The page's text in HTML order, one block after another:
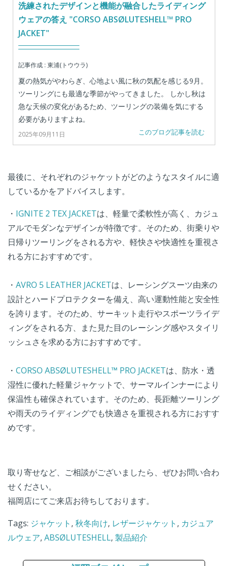
洗練されたデザインと機能が融合したライディング
ウェアの答え "CORSO ABSØLUTESHELL™ PRO
JACKET"
記事作成 : 東浦(トウウラ)
夏の熱気がやわらぎ、心地よい風に秋の気配を感じる9月。
ツーリングにも最適な季節がやってきました。 しかし秋は
急な天候の変化があるため、ツーリングの装備を気にする
必要がありますよね。
2025年09月11日 このブログ記事を読む
最後に、それぞれのジャケットがどのようなスタイルに適
しているかをアドバイスします。
・ IGNITE 2 TEX JACKETは、軽量で柔軟性が高く、カジュ
アルでモダンなデザインが特徴です。そのため、街乗りや
日帰りツーリングをされる方や、軽快さや快適性を重視さ
れる方におすすめです。
・ AVRO 5 LEATHER JACKETは、レーシングスーツ由来の
設計とハードプロテクターを備え、高い運動性能と安全性
を誇ります。そのため、サーキット走行やスポーツライデ
ィングをされる方、また見た目のレーシング感やスタイリ
ッシュさを求める方におすすめです。
・ CORSO ABSØLUTESHELL™ PRO JACKETは、防水・透
湿性に優れた軽量ジャケットで、サーマルインナーにより
保温性も確保されています。そのため、長距離ツーリング
や雨天のライディングでも快適さを重視される方におすす
めです。
取り寄せなど、ご相談がございましたら、ぜひお問い合わ
せください。
福岡店にてご来店お待ちしております。
Tags: ジャケット , 秋冬向け, レザージャケット , カジュア
ルウェア, ABSØLUTESHELL, 製品紹介